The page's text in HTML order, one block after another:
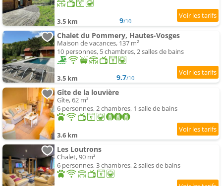
3.5 km 9/10
Chalet du Pommery, Hautes-Vosges
Maison de vacances, 137 m²
10 personnes, 5 chambres, 2 salles de bains
3.5 km 9.7/10
Gîte de la louvière
Gîte, 62 m²
6 personnes, 2 chambres, 1 salle de bains
3.6 km
Les Loutrons
Chalet, 90 m²
6 personnes, 3 chambres, 2 salles de bains